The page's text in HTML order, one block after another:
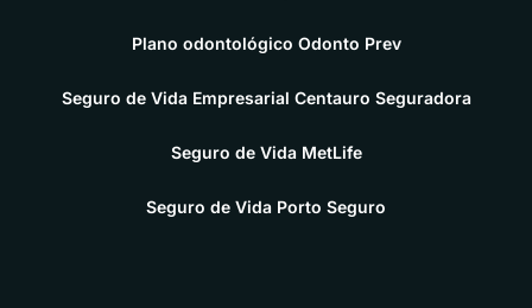
Plano odontológico Odonto Prev
Seguro de Vida Empresarial Centauro Seguradora
Seguro de Vida MetLife
Seguro de Vida Porto Seguro